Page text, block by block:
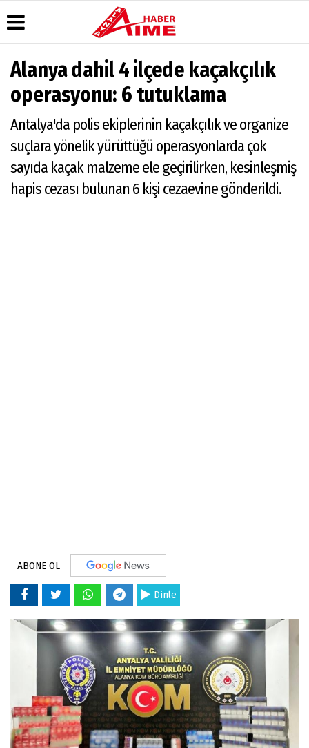
Üye Paneli
Haber
Arşivi
Dergi
Arşivi
Günün
Haberleri
Hava
Durumu
Gazete
Manşetleri
Anketler
Biyografiler
Köşe
Yazarları
Video
Galeri
Foto
Galeri
AlanyaTime
Alanya-
Gazipaşa
& Antalya
Canlı Uçak
Seyir
Takip
Alanya dahil 4 ilçede kaçakçılık
operasyonu: 6 tutuklama
Antalya'da polis ekiplerinin kaçakçılık ve organize
suçlara yönelik yürüttüğü operasyonlarda çok
sayıda kaçak malzeme ele geçirilirken, kesinleşmiş
hapis cezası bulunan 6 kişi cezaevine gönderildi.
ABONE OL
Dinle